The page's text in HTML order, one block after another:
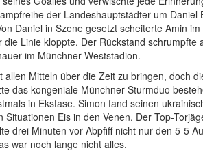
der Landeshauptstädter um
Daniel in Szene gesetzt scheiterte Amin
Linie kloppte. Der Rückstand
im Münchner Weststadion.
Mitteln über die Zeit zu bringen, doch
das kongeniale Münchner Sturmduo
in Ekstase. Simon fand seinen
Eis in den Venen. Der Top-
drei Minuten vor Abpfiff nicht nur den 5-5
war noch lange nicht alles.